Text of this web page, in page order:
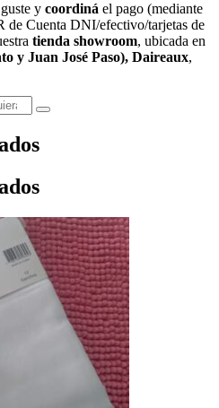
y coordiná el pago (mediante
de Cuenta DNI/efectivo/tarjetas de
tienda showroom, ubicada en
y Juan José Paso), Daireaux,